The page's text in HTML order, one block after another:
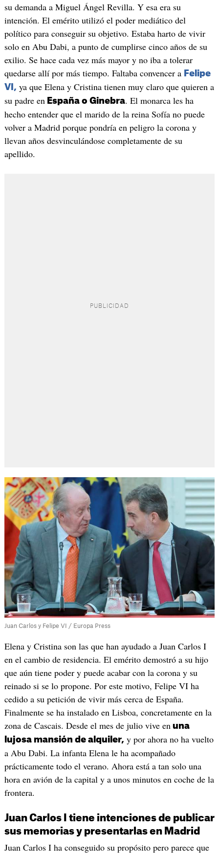
su demanda a Miguel Ángel Revilla. Y esa era su
intención. El emérito utilizó el poder mediático del
político para conseguir su objetivo. Estaba harto de vivir
solo en Abu Dabi, a punto de cumplirse cinco años de su
exilio. Se hace cada vez más mayor y no iba a tolerar
quedarse allí por más tiempo. Faltaba convencer a Felipe
VI, ya que Elena y Cristina tienen muy claro que quieren a
su padre en España o Ginebra. El monarca les ha
hecho entender que el marido de la reina Sofía no puede
volver a Madrid porque pondría en peligro la corona y
llevan años desvinculándose completamente de su
apellido.
Juan Carlos y Felipe VI / Europa Press
Elena y Cristina son las que han ayudado a Juan Carlos I
en el cambio de residencia. El emérito demostró a su hijo
que aún tiene poder y puede acabar con la corona y su
reinado si se lo propone. Por este motivo, Felipe VI ha
cedido a su petición de vivir más cerca de España.
Finalmente se ha instalado en Lisboa, concretamente en la
zona de Cascais. Desde el mes de julio vive en una
lujosa mansión de alquiler, y por ahora no ha vuelto
a Abu Dabi. La infanta Elena le ha acompañado
prácticamente todo el verano. Ahora está a tan solo una
hora en avión de la capital y a unos minutos en coche de la
frontera.
Juan Carlos I tiene intenciones de publicar
sus memorias y presentarlas en Madrid
Juan Carlos I ha conseguido su propósito pero parece que